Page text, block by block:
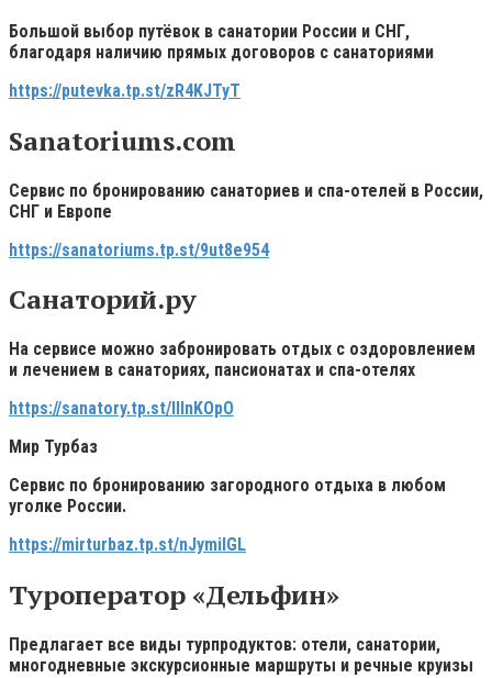
Большой выбор путёвок в санатории России и СНГ,
благодаря наличию прямых договоров с санаториями
https://putevka.tp.st/zR4KJTyT
Sanatoriums.com
Сервис по бронированию санаториев и спа-отелей в России,
СНГ и Европе
https://sanatoriums.tp.st/9ut8e954
Санаторий.ру
На сервисе можно забронировать отдых с оздоровлением
и лечением в санаториях, пансионатах и спа-отелях
https://sanatory.tp.st/IllnKOpO
Мир Турбаз
Сервис по бронированию загородного отдыха в любом
уголке России.
https://mirturbaz.tp.st/nJymiIGL
Туроператор «Дельфин»
Предлагает все виды турпродуктов: отели, санатории,
многодневные экскурсионные маршруты и речные круизы